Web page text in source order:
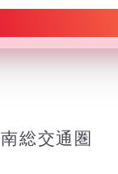
南総交通圏